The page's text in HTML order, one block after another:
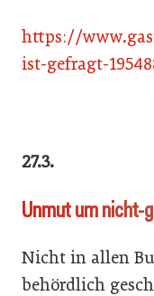
https://
ist-gefragt-
27.3.
Unmut um nicht-
Nicht in allen
behördlich